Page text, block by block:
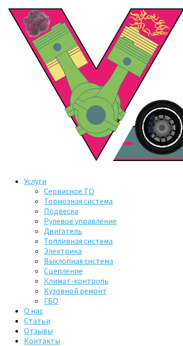
Услуги
Сервисное ТО
Тормозная система
Подвеска
Рулевое управление
Двигатель
Топливная система
Электрика
Выхлопная система
Сцепление
Климат-контроль
Кузовной ремонт
ГБО
О нас
Статьи
Отзывы
Контакты